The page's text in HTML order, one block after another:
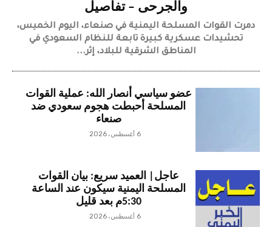
والجرحى – تفاصيل
دمرت القوات المسلحة اليمنية في صنعاء، اليوم الخميس،
تحشيدات عسكرية كبيرة تابعة للنظام السعودي في
المناطق الشرقية للبلاد، إثر...
عضو سياسي أنصار الله: عملية القوات
المسلحة أحبطت هجوم سعودي ضد
صنعاء
6 أغسطس، 2026
عاجل| العميد سريع: بيان القوات
المسلحة اليمنية سيكون عند الساعة
5:30م بعد قليل
6 أغسطس، 2026